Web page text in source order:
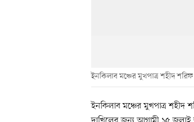
ইনকিলাব মঞ্চের মুখপাত্র শহীদ
ইনকিলাব মঞ্চের মুখপাত্র শহীদ